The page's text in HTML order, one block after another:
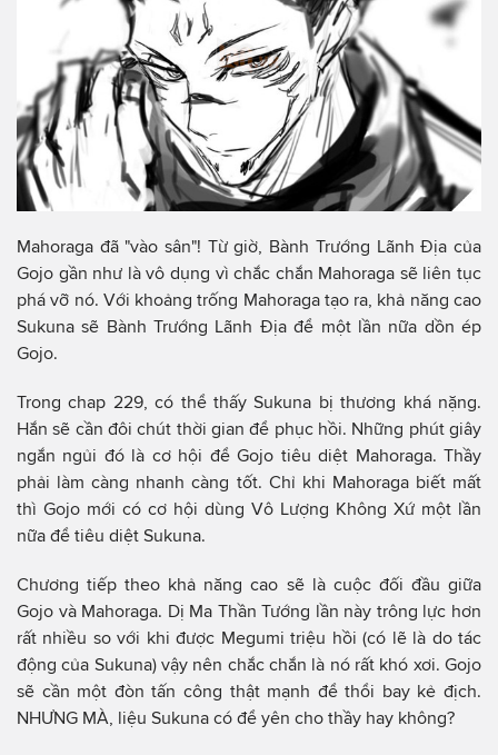
Mahoraga đã "vào sân"! Từ giờ, Bành Trướng Lãnh Địa của
Gojo gần như là vô dụng vì chắc chắn Mahoraga sẽ liên tục
phá vỡ nó. Với khoảng trống Mahoraga tạo ra, khả năng cao
Sukuna sẽ Bành Trướng Lãnh Địa để một lần nữa dồn ép
Gojo.
Trong chap 229, có thể thấy Sukuna bị thương khá nặng.
Hắn sẽ cần đôi chút thời gian để phục hồi. Những phút giây
ngắn ngủi đó là cơ hội để Gojo tiêu diệt Mahoraga. Thầy
phải làm càng nhanh càng tốt. Chỉ khi Mahoraga biết mất
thì Gojo mới có cơ hội dùng Vô Lượng Không Xứ một lần
nữa để tiêu diệt Sukuna.
Chương tiếp theo khả năng cao sẽ là cuộc đối đầu giữa
Gojo và Mahoraga. Dị Ma Thần Tướng lần này trông lực hơn
rất nhiều so với khi được Megumi triệu hồi (có lẽ là do tác
động của Sukuna) vậy nên chắc chắn là nó rất khó xơi. Gojo
sẽ cần một đòn tấn công thật mạnh để thổi bay kẻ địch.
NHƯNG MÀ, liệu Sukuna có để yên cho thầy hay không?